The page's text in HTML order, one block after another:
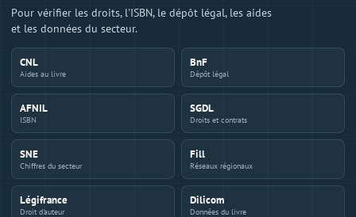
Pour vérifier les droits, l'ISBN, le dépôt légal, les aides
et les données du secteur.
CNL
Aides au livre
BnF
Dépôt légal
AFNIL
ISBN
SGDL
Droits et contrats
SNE
Chiffres du secteur
Fill
Réseaux régionaux
Légifrance
Droit d'auteur
Dilicom
Données du livre